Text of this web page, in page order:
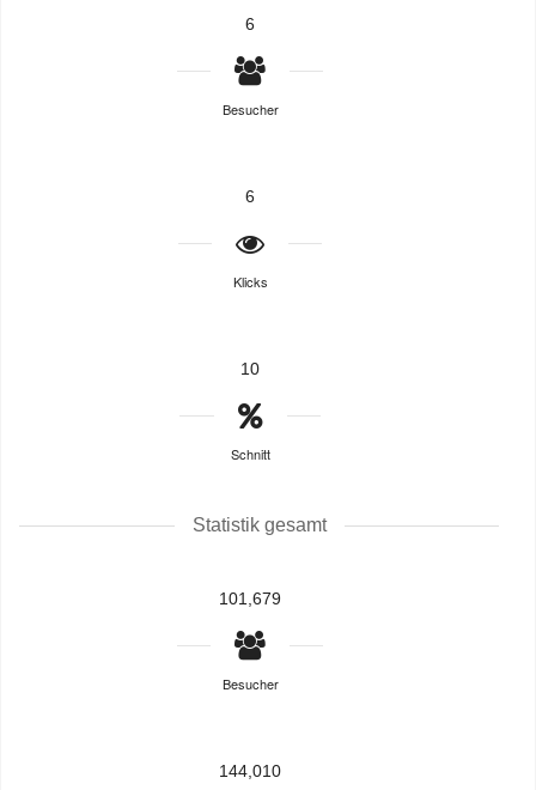
6
Besucher
6
Klicks
10
Schnitt
Statistik gesamt
101,679
Besucher
144,010